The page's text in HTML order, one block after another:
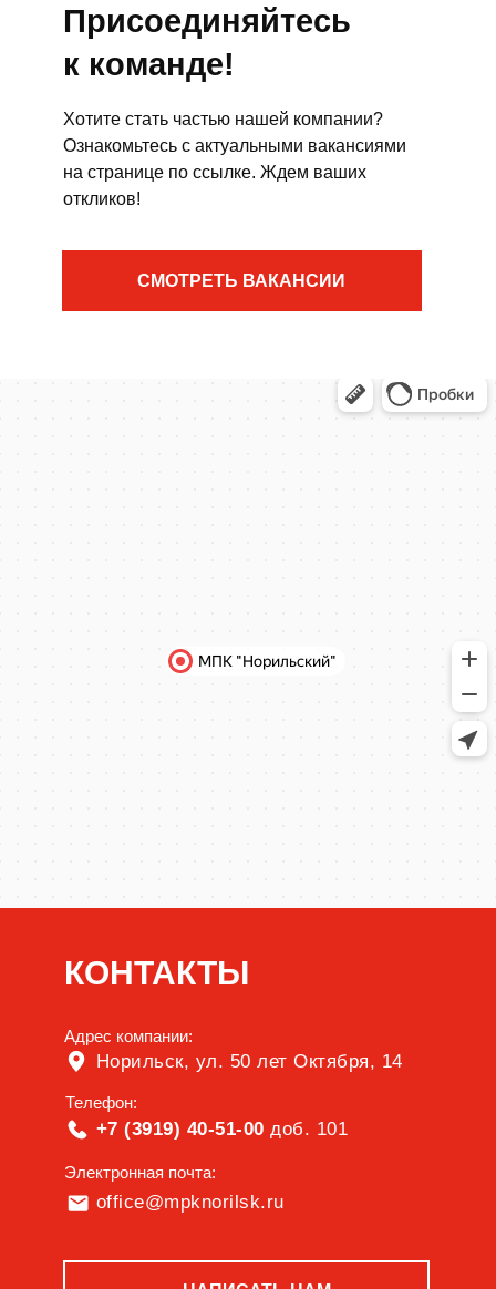
Присоединяйтесь
к команде!
СМОТРЕТЬ ВАКАНСИИ
Хотите стать частью нашей компании?
Ознакомьтесь с актуальными вакансиями
на странице по ссылке. Ждем ваших
откликов!
Норильск, ул. 50 лет Октября, 14
office@mpknorilsk.ru
+7 (3919) 40-51-00 доб. 101
КОНТАКТЫ
Электронная почта:
Телефон:
Адрес компании: